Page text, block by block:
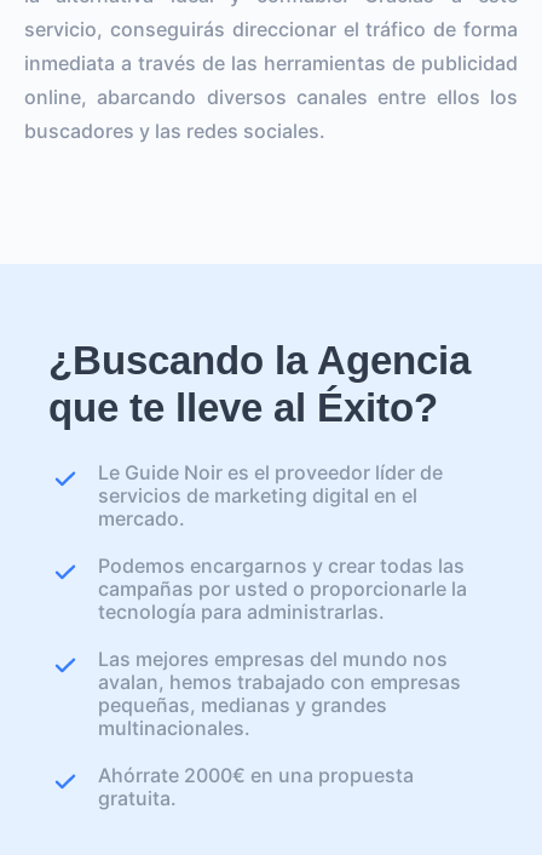
servicio, conseguirás direccionar el tráfico de forma
inmediata a través de las herramientas de publicidad
online, abarcando diversos canales entre ellos los
buscadores y las redes sociales.
¿Buscando la Agencia
que te lleve al Éxito?
Le Guide Noir es el proveedor líder de
servicios de marketing digital en el
mercado.
Podemos encargarnos y crear todas las
campañas por usted o proporcionarle la
tecnología para administrarlas.
Las mejores empresas del mundo nos
avalan, hemos trabajado con empresas
pequeñas, medianas y grandes
multinacionales.
Ahórrate 2000€ en una propuesta
gratuita.